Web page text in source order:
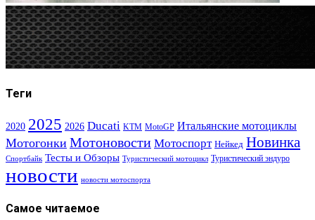
Теги
2020 2025 2026 Ducati KTM MotoGP Итальянские мотоциклы
Мотогонки Мотоновости Мотоспорт Нейкед Новинка
Спортбайк Тесты и Обзоры Туристический мотоцикл Туристический эндуро
новости новости мотоспорта
Самое читаемое